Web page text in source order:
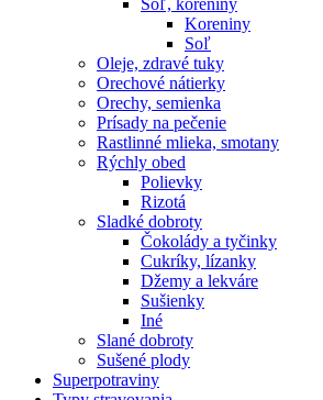
Soľ, koreniny
Koreniny
Soľ
Oleje, zdravé tuky
Orechové nátierky
Orechy, semienka
Prísady na pečenie
Rastlinné mlieka, smotany
Rýchly obed
Polievky
Rizotá
Sladké dobroty
Čokolády a tyčinky
Cukríky, lízanky
Džemy a lekváre
Sušienky
Iné
Slané dobroty
Sušené plody
Superpotraviny